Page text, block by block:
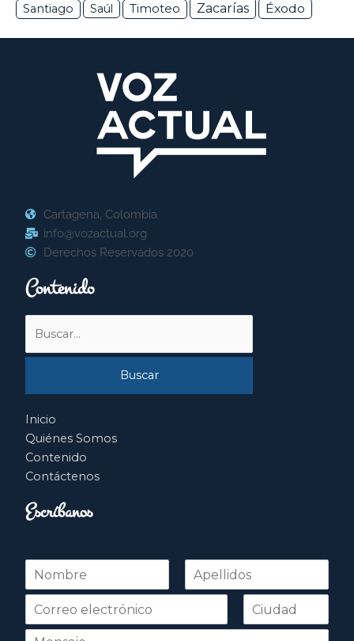
Santiago
Saúl Timoteo Zacarías Éxodo
Cartagena, Colombia
info@vozactual.org
Derechos Reservados 2020
Contenido
Inicio
Quiénes Somos
Contenido
Contáctenos
Escríbanos
N
m
r
Nombre Apellidos